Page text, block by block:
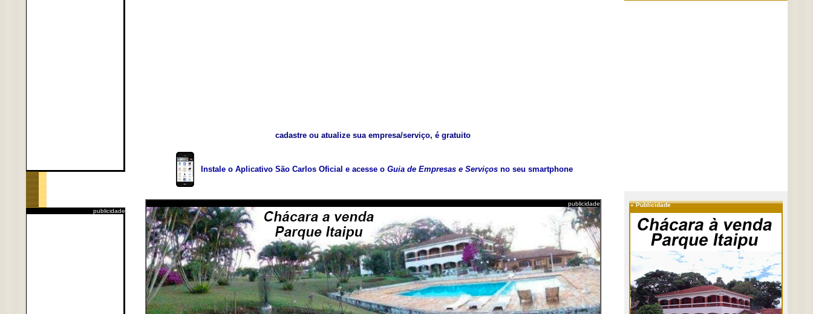
publicidade
cadastre ou atualize sua empresa/serviço, é gratuito
Instale o Aplicativo São Carlos Oficial e acesse o Guia de Empresas e Serviços no seu smartphone
publicidade »Publicidade